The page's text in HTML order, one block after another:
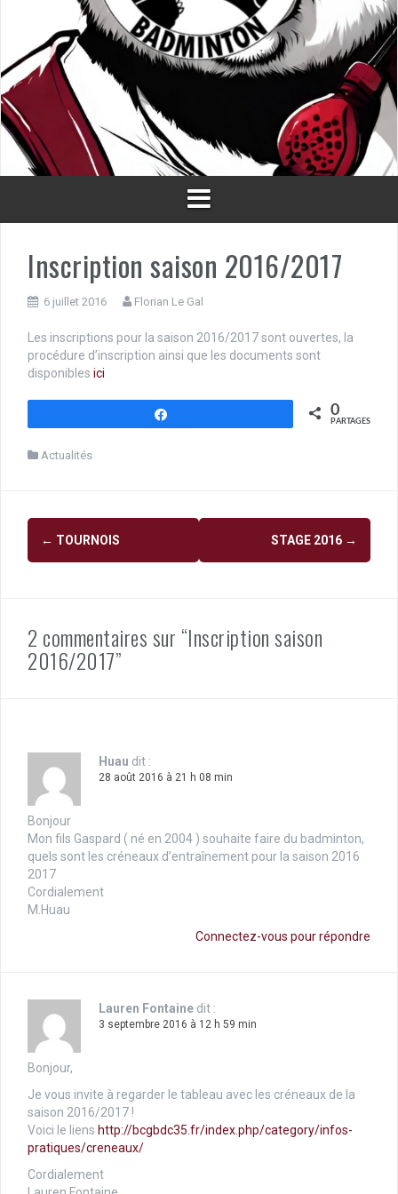
Inscription saison 2016/2017
6 juillet 2016 Florian Le Gal
Les inscriptions pour la saison 2016/2017 sont ouvertes, la
procédure d’inscription ainsi que les documents sont
disponibles ici
0
PARTAGES
Actualités
Navigation
d'article
← TOURNOIS STAGE 2016 →
2 commentaires sur “Inscription saison
2016/2017”
Huau dit :
28 août 2016 à 21 h 08 min
Bonjour
Mon fils Gaspard ( né en 2004 ) souhaite faire du badminton,
quels sont les créneaux d’entraînement pour la saison 2016
2017
Cordialement
M.Huau
Connectez-vous pour répondre
Lauren Fontaine dit :
3 septembre 2016 à 12 h 59 min
Bonjour,
Je vous invite à regarder le tableau avec les créneaux de la
saison 2016/2017 !
Voici le liens http://bcgbdc35.fr/index.php/category/infos-
pratiques/creneaux/
Cordialement